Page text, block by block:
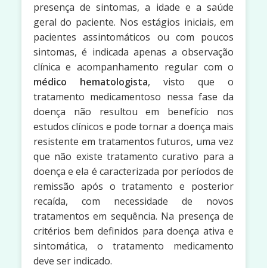
presença de sintomas, a idade e a saúde
geral do paciente. Nos estágios iniciais, em
pacientes assintomáticos ou com poucos
sintomas, é indicada apenas a observação
clínica e acompanhamento regular com o
médico hematologista, visto que o
tratamento medicamentoso nessa fase da
doença não resultou em benefício nos
estudos clínicos e pode tornar a doença mais
resistente em tratamentos futuros, uma vez
que não existe tratamento curativo para a
doença e ela é caracterizada por períodos de
remissão após o tratamento e posterior
recaída, com necessidade de novos
tratamentos em sequência. Na presença de
critérios bem definidos para doença ativa e
sintomática, o tratamento medicamento
deve ser indicado.